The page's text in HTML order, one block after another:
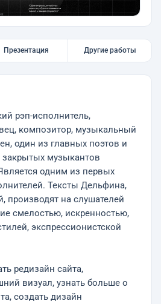
Презентация Другие работы
рэп-исполнитель,
композитор, музыкальный
один из главных поэтов и
музыкантов
одним из первых
Тексты Дельфина,
производят на слушателей
смелостью, искренностью,
экспрессионистской
редизайн сайта,
визуал, узнать больше о
создать дизайн